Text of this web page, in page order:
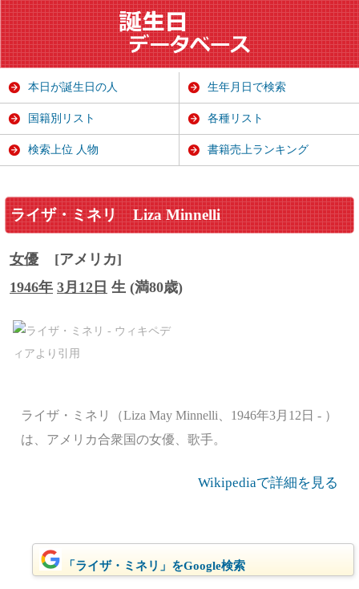
ライザ・ミネリ Liza Minnelli
女優
[アメリカ]
1946年 3月12日 生 (満80歳)
ライザ・ミネリ（Liza May Minnelli、1946年3月12日 - ）
は、アメリカ合衆国の女優、歌手。
Wikipediaで詳細を見る
「ライザ・ミネリ」をGoogle検索
本日が誕生日の人 生年月日で検索
国籍別リスト 各種リスト
検索上位 人物 書籍売上ランキング